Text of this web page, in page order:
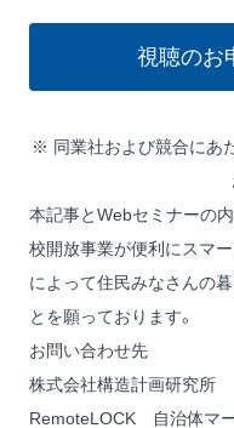
視聴のお
※ 同業社および競合にあ
本記事とWebセミナーの
校開放事業が便利にスマ
によって住民みなさんの
とを願っております。
お問い合わせ先
株式会社構造計画研究所
RemoteLOCK 自治体マ